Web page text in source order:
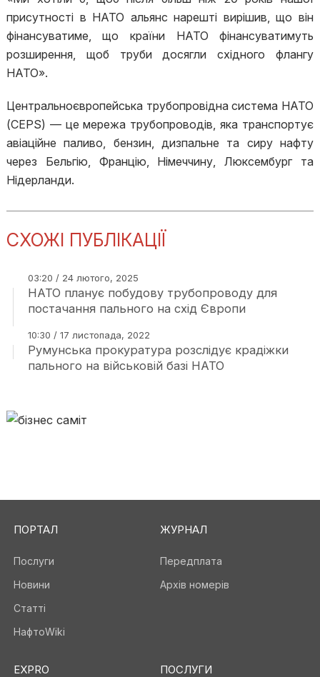
присутності в НАТО альянс нарешті вирішив, що він
фінансуватиме, що країни НАТО фінансуватимуть
розширення, щоб труби досягли східного флангу
НАТО».
Центральноєвропейська трубопровідна система НАТО
(CEPS) — це мережа трубопроводів, яка транспортує
авіаційне паливо, бензин, дизпальне та сиру нафту
через Бельгію, Францію, Німеччину, Люксембург та
Нідерланди.
СХОЖІ ПУБЛІКАЦІЇ
03:20 / 24 лютого, 2025
НАТО планує побудову трубопроводу для
постачання пального на схід Європи
10:30 / 17 листопада, 2022
Румунська прокуратура розслідує крадіжки
пального на військовій базі НАТО
ПОРТАЛ
Послуги
Новини
Статті
НафтоWiki
ЖУРНАЛ
Передплата
Архів номерів
EXPRO ПОСЛУГИ